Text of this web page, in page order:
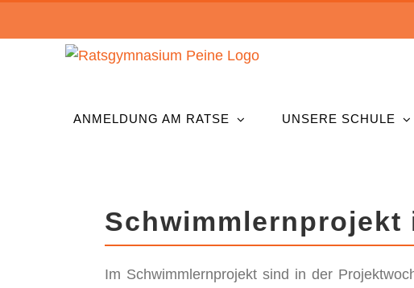
ANMELDUNG AM RATSE UNSERE SCHULE
Schwimmlernprojekt
Im Schwimmlernprojekt sind in der